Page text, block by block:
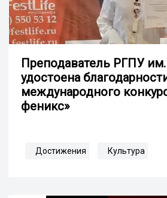
Преподаватель РГПУ
удостоена
международного
феникс»
Достижения Культура